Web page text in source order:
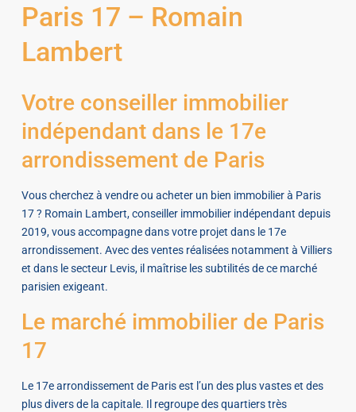
Paris 17 – Romain
Lambert
Votre conseiller immobilier
indépendant dans le 17e
arrondissement de Paris
Vous cherchez à vendre ou acheter un bien immobilier à Paris
17 ? Romain Lambert, conseiller immobilier indépendant depuis
2019, vous accompagne dans votre projet dans le 17e
arrondissement. Avec des ventes réalisées notamment à Villiers
et dans le secteur Levis, il maîtrise les subtilités de ce marché
parisien exigeant.
Le marché immobilier de Paris
17
Le 17e arrondissement de Paris est l’un des plus vastes et des
plus divers de la capitale. Il regroupe des quartiers très